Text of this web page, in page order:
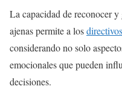
La capacidad de reconocer
ajenas permite a losdirectivos
considerando no solo
emocionales que pueden
decisiones.